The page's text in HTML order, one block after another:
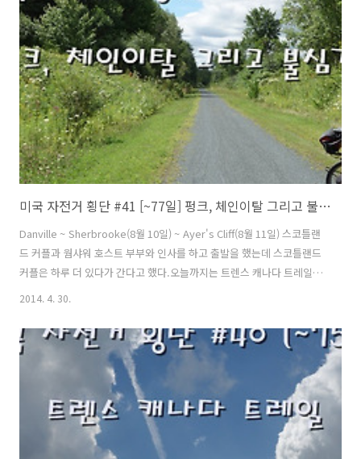
야 된다는 부담감이 없어졌다. 캠핑장에서 아침식사를 하지 않고 나와서
서브웨이에 먹기위해 들어갔다. 미국에서는 서브웨이를 잘 이용하지 않
았는데 캐나다에서는 몇번 이용했다. 메뉴는 실수하지 않기 위해 늘 주문
하는 것으로 했다. 괜히 다른거 주문하다가 맛없으면 후회..
미국 자전거 횡단 #41 [~77일] 펑크, 체인이탈 그리고 불심검문
Danville ~ Sherbrooke(8월 10일) ~ Ayer's Cliff(8월 11일) 스코틀랜
드 커플과 웜샤워 호스트 부부와 인사를 하고 출발을 했는데 스코틀랜드
커플은 하루 더 있다가 간다고 했다.오늘까지는 트렌스 캐나다 트레일을
타고 조금더 달리기로 했다.트렌스 캐나다 트레일을 타고 라이딩한지 4
시간은 많아져서 나를 돌아볼 수 기회가 생겨 좋은 것 같다.그러나 한편
으로는 아무도 없는 이길을 혼자 달릴 생각을 하니 사람이들이 그리워진
다.좋은것도 계속 보면 질린다고 했는데 질리기 시작할때쯤 트레일에서
빠져 나가야겠다.며칠동안 검은 먹구름과 함께 비가 오락가락 했는데 오
늘도 비슷한 날이 이어질 것 같다. 미국 일리노이에 있는 ..
2014. 4. 30.